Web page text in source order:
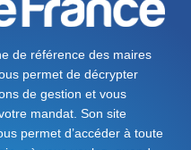
de référence des maires
permet de décrypter
de gestion et vous
mandat. Son site
permet d’accéder à toute